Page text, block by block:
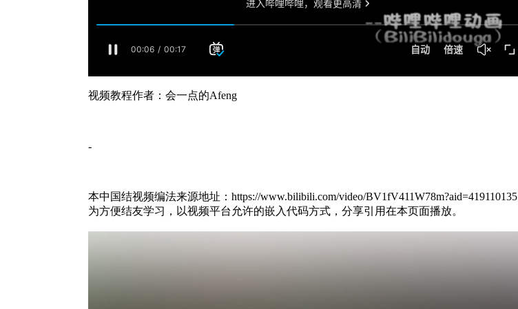
视频教程作者：会一点的Afeng
-
本中国结视频编法来源地址：https://www.bilibili.com/video/BV1fV411W78m?aid=419110135
为方便结友学习，以视频平台允许的嵌入代码方式，分享引用在本页面播放。